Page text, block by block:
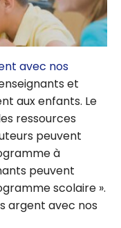
avec nos
et
aux enfants. Le
ressources
peuvent
à
peuvent
scolaire ».
argent avec nos